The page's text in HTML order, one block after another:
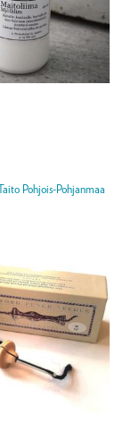
Pohjois-Pohjanmaa